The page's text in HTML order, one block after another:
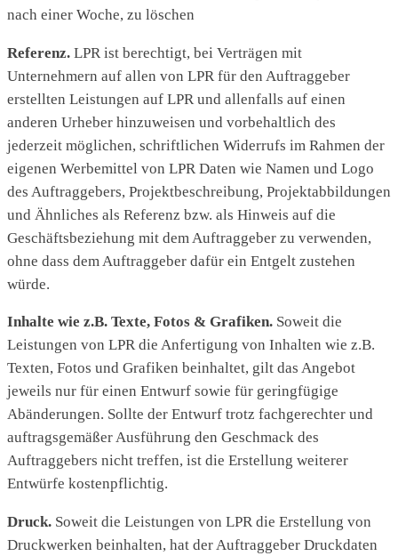
nach einer Woche, zu löschen
Referenz. LPR ist berechtigt, bei Verträgen mit
Unternehmern auf allen von LPR für den Auftraggeber
erstellten Leistungen auf LPR und allenfalls auf einen
anderen Urheber hinzuweisen und vorbehaltlich des
jederzeit möglichen, schriftlichen Widerrufs im Rahmen der
eigenen Werbemittel von LPR Daten wie Namen und Logo
des Auftraggebers, Projektbeschreibung, Projektabbildungen
und Ähnliches als Referenz bzw. als Hinweis auf die
Geschäftsbeziehung mit dem Auftraggeber zu verwenden,
ohne dass dem Auftraggeber dafür ein Entgelt zustehen
würde.
Inhalte wie z.B. Texte, Fotos & Grafiken. Soweit die
Leistungen von LPR die Anfertigung von Inhalten wie z.B.
Texten, Fotos und Grafiken beinhaltet, gilt das Angebot
jeweils nur für einen Entwurf sowie für geringfügige
Abänderungen. Sollte der Entwurf trotz fachgerechter und
auftragsgemäßer Ausführung den Geschmack des
Auftraggebers nicht treffen, ist die Erstellung weiterer
Entwürfe kostenpflichtig.
Druck. Soweit die Leistungen von LPR die Erstellung von
Druckwerken beinhalten, hat der Auftraggeber Druckdaten